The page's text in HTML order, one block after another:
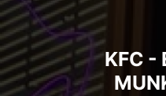
KFC -